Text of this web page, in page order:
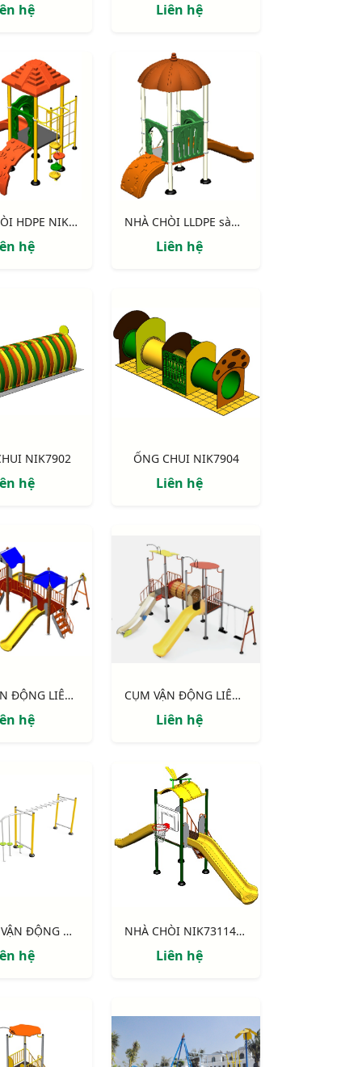
hệ Liên hệ
NHÀ CHÒI HDPE NIK114041M
hệ
NHÀ CHÒI LLDPE sàn 900 NIK113040B
Liên hệ
NIK7902
hệ
ỐNG CHUI NIK7904
Liên hệ
CỤM VẬN ĐỘNG LIÊN HOÀN 2 MÁI CHE, TRỤ GỖ NIK703221W
hệ
CỤM VẬN ĐỘNG LIÊN HOÀN 2 MÁI CHE NIK703211
Liên hệ
KHUNG VẬN ĐỘNG NIK731003-DT: CHUYỀN DÂY - THANG NGANG
hệ
NHÀ CHÒI NIK731146-4: Thang leo, 2 cầu trượt, bóng rổ
Liên hệ